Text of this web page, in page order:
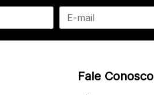
Fale Conosco